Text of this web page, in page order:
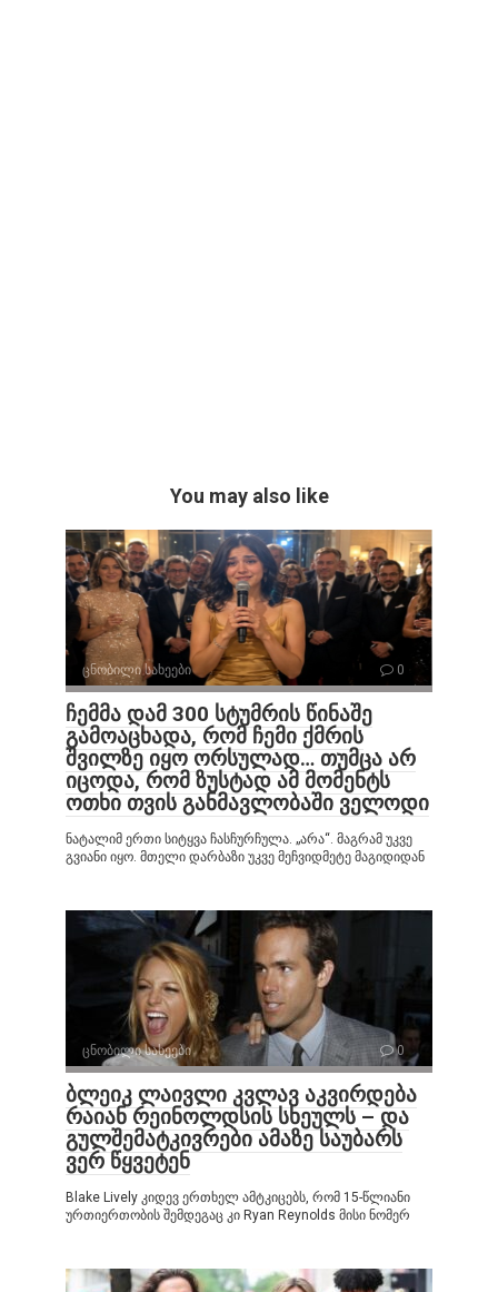
You may also like
ცნობილი სახეები 0
ჩემმა დამ 300 სტუმრის წინაშე
გამოაცხადა, რომ ჩემი ქმრის
შვილზე იყო ორსულად… თუმცა არ
იცოდა, რომ ზუსტად ამ მომენტს
ოთხი თვის განმავლობაში ველოდი
ნატალიმ ერთი სიტყვა ჩასჩურჩულა. „არა“. მაგრამ უკვე
გვიანი იყო. მთელი დარბაზი უკვე მეჩვიდმეტე მაგიდიდან
ცნობილი სახეები 0
ბლეიკ ლაივლი კვლავ აკვირდება
რაიან რეინოლდსის სხეულს – და
გულშემატკივრები ამაზე საუბარს
ვერ წყვეტენ
Blake Lively კიდევ ერთხელ ამტკიცებს, რომ 15-წლიანი
ურთიერთობის შემდეგაც კი Ryan Reynolds მისი ნომერ